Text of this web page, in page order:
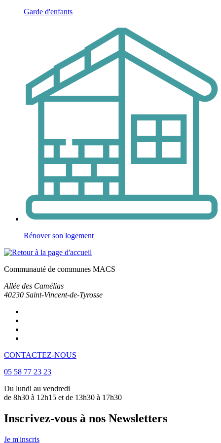
Garde d'enfants
Rénover son logement
Communauté de communes MACS
Allée des Camélias
40230 Saint-Vincent-de-Tyrosse
CONTACTEZ-NOUS
05 58 77 23 23
Du lundi au vendredi
de 8h30 à 12h15 et de 13h30 à 17h30
Inscrivez-vous à nos Newsletters
Je m'inscris